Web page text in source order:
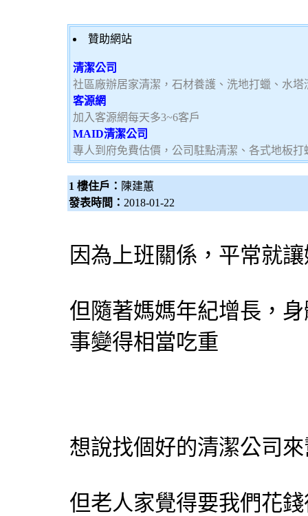
贊助網站
清潔公司
社區廠辦居家清潔，石材養護、洗地打蠟、水
客源網
加入客源網每天多3~6客戶
MAID清潔公司
專人到府免費估價，公司駐點清潔、各式地板
1 樓住戶： 陳建蕙
發表時間： 2018-01-22
因為上班關係，平常就
但隨著媽媽年紀增長，
事變得相當吃重
想說找個好的清潔公司
但老人家覺得要我們花